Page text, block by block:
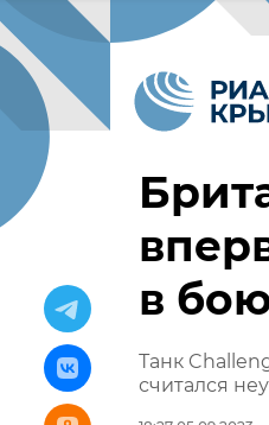
в
Танк
считался